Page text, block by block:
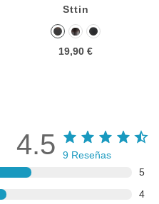
Sttin
19,90 €
5
4
4.5 9 Reseñas